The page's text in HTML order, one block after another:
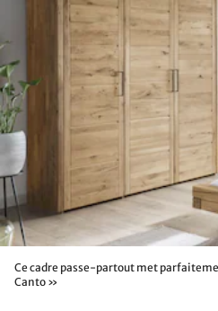
Ce cadre passe-partout met
Canto »